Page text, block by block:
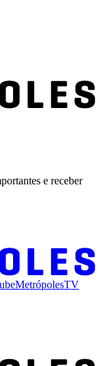
e receber
MetrópolesTV